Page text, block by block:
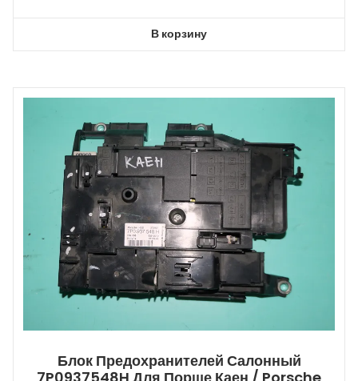
В корзину
Блок Предохранителей Салонный